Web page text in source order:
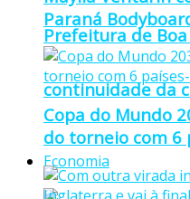
Prefeitura de
continuidade da
Economia
Paraná
Copa do Mundo
do torneio com 6